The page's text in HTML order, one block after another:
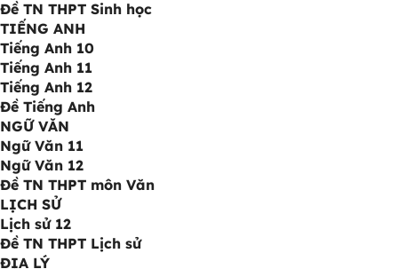
Đề TN THPT Sinh học
TIẾNG ANH
Tiếng Anh 10
Tiếng Anh 11
Tiếng Anh 12
Đề Tiếng Anh
NGỮ VĂN
Ngữ Văn 11
Ngữ Văn 12
Đề TN THPT môn Văn
LỊCH SỬ
Lịch sử 12
Đề TN THPT Lịch sử
ĐỊA LÝ